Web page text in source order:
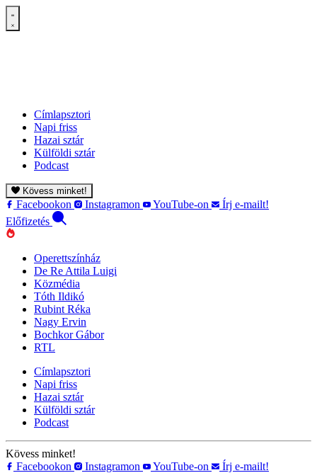
Címlapsztori
Napi friss
Hazai sztár
Külföldi sztár
Podcast
Kövess minket!
Facebookon Instagramon YouTube-on
Írj e-mailt!
Előfizetés
Operettszínház
De Re Attila Luigi
Közmédia
Tóth Ildikó
Rubint Réka
Nagy Ervin
Bochkor Gábor
RTL
Címlapsztori
Napi friss
Hazai sztár
Külföldi sztár
Podcast
Kövess minket!
Facebookon
Instagramon YouTube-on Írj e-mailt!